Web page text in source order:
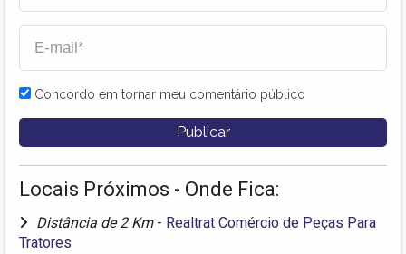
Concordo em tornar meu comentário público
Locais Próximos - Onde Fica:
Distância de 2 Km - Realtrat Comércio de Peças Para
Tratores